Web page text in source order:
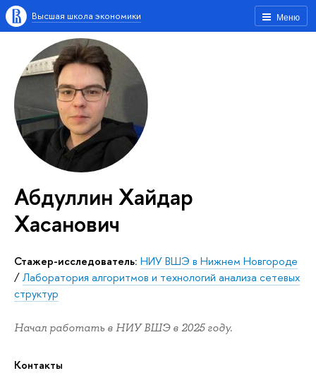
Меню
Высшая школа экономики
Абдуллин Хайдар
Хасанович
Стажер-исследователь: НИУ ВШЭ в Нижнем Новгороде
/Лаборатория алгоритмов и технологий анализа сетевых
структур
Начал работать в НИУ ВШЭ в 2025 году.
Контакты